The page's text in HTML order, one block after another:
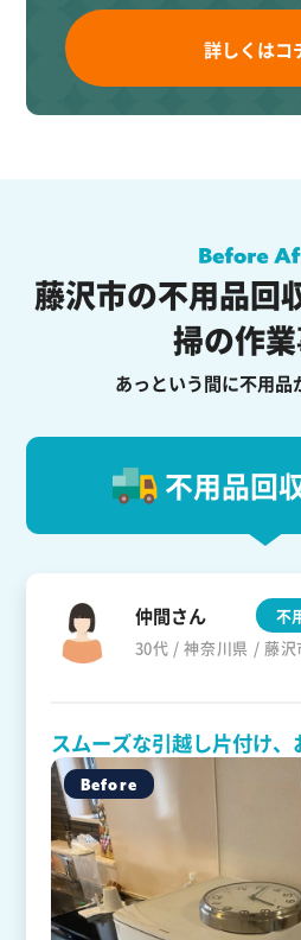
詳しくはコ
藤沢市の不用品回
掃の作
あっという間に不用品
不用品回
仲間さん
30代 / 神奈川県 / 藤沢
不
スムーズな引越し片付け